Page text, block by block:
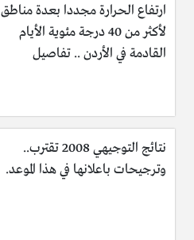
ارتفاع الحرارة مجددا بعدة مناطق
لأكثر من 40 درجة مئوية الأيام
القادمة في الأردن .. تفاصيل
نتائج التوجيهي 2008 تقترب..
وترجيحات باعلانها في هذا الموعد.